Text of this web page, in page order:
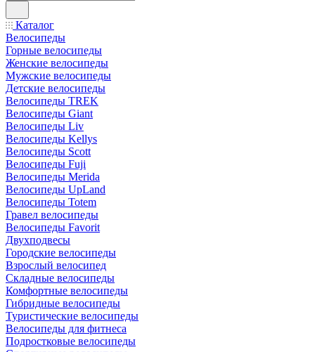
Каталог
Велосипеды
Горные велосипеды
Женские велосипеды
Мужские велосипеды
Детские велосипеды
Велосипеды TREK
Велосипеды Giant
Велосипеды Liv
Велосипеды Kellys
Велосипеды Scott
Велосипеды Fuji
Велосипеды Merida
Велосипеды UpLand
Велосипеды Totem
Гравел велосипеды
Велосипеды Favorit
Двухподвесы
Городские велосипеды
Взрослый велосипед
Складные велосипеды
Комфортные велосипеды
Гибридные велосипеды
Туристические велосипеды
Велосипеды для фитнеса
Подростковые велосипеды